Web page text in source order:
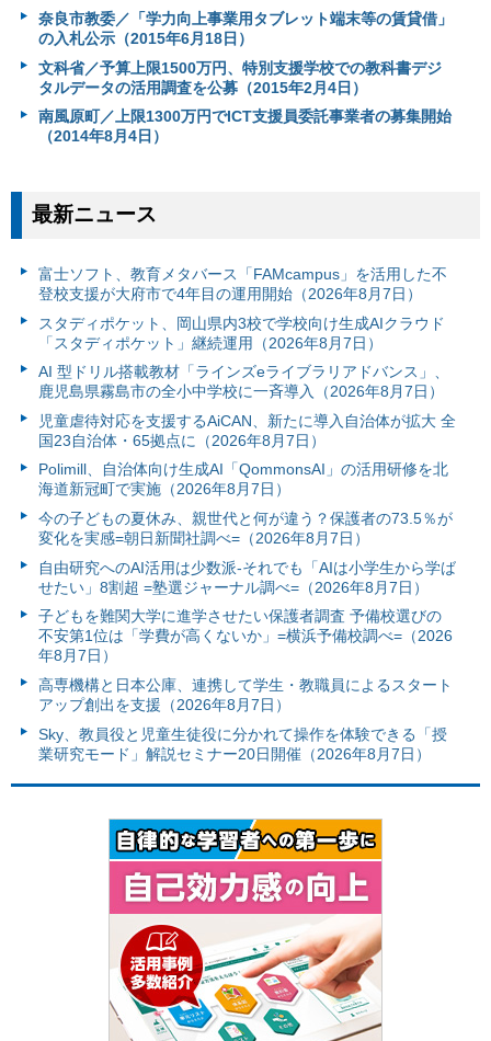
奈良市教委／「学力向上事業用タブレット端末等の賃貸借」
の入札公示（2015年6月18日）
文科省／予算上限1500万円、特別支援学校での教科書デジ
タルデータの活用調査を公募（2015年2月4日）
南風原町／上限1300万円でICT支援員委託事業者の募集開始
（2014年8月4日）
最新ニュース
富⼠ソフト、教育メタバース「FAMcampus」を活用した不
登校支援が大府市で4年目の運用開始（2026年8月7日）
スタディポケット、岡山県内3校で学校向け生成AIクラウド
「スタディポケット」継続運用（2026年8月7日）
AI 型ドリル搭載教材「ラインズeライブラリアドバンス」、
鹿児島県霧島市の全小中学校に一斉導入（2026年8月7日）
児童虐待対応を支援するAiCAN、新たに導入自治体が拡大 全
国23自治体・65拠点に（2026年8月7日）
Polimill、自治体向け生成AI「QommonsAI」の活用研修を北
海道新冠町で実施（2026年8月7日）
今の子どもの夏休み、親世代と何が違う？保護者の73.5％が
変化を実感=朝日新聞社調べ=（2026年8月7日）
自由研究へのAI活用は少数派-それでも「AIは小学生から学ば
せたい」8割超 =塾選ジャーナル調べ=（2026年8月7日）
子どもを難関大学に進学させたい保護者調査 予備校選びの
不安第1位は「学費が高くないか」=横浜予備校調べ=（2026
年8月7日）
高専機構と日本公庫、連携して学生・教職員によるスタート
アップ創出を支援（2026年8月7日）
Sky、教員役と児童生徒役に分かれて操作を体験できる「授
業研究モード」解説セミナー20日開催（2026年8月7日）